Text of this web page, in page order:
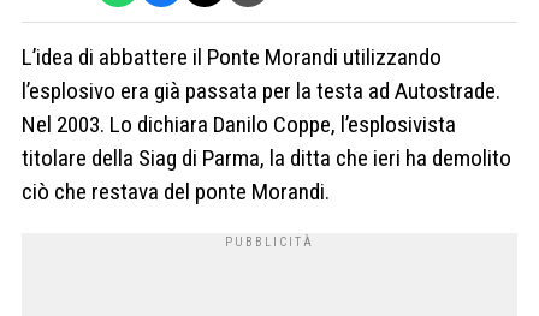
L’idea di abbattere il Ponte Morandi utilizzando
l’esplosivo era già passata per la testa ad Autostrade.
Nel 2003. Lo dichiara Danilo Coppe, l’esplosivista
titolare della Siag di Parma, la ditta che ieri ha demolito
ciò che restava del ponte Morandi.